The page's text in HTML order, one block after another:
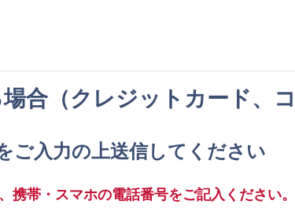
合（クレジットカード、
ご入力の上送信してください
携帯・スマホの電話番号をご記入ください。